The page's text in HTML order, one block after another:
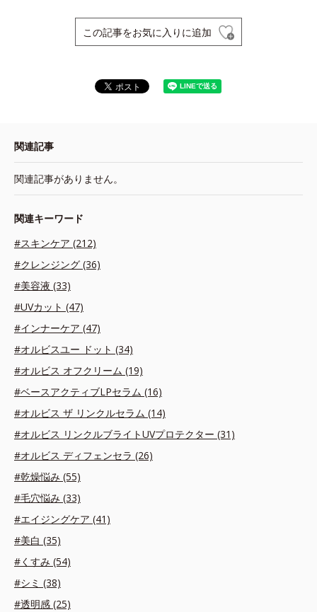
この記事をお気に入りに追加
関連記事
関連記事がありません。
関連キーワード
#スキンケア (212)
#クレンジング (36)
#美容液 (33)
#UVカット (47)
#インナーケア (47)
#オルビスユー ドット (34)
#オルビス オフクリーム (19)
#ベースアクティブLPセラム (16)
#オルビス ザ リンクルセラム (14)
#オルビス リンクルブライトUVプロテクター (31)
#オルビス ディフェンセラ (26)
#乾燥悩み (55)
#毛穴悩み (33)
#エイジングケア (41)
#美白 (35)
#くすみ (54)
#シミ (38)
#透明感 (25)